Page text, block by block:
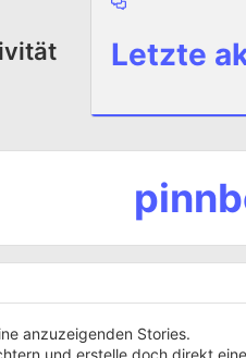
Letzte
anzuzeigenden Stories.
und erstelle doch direkt